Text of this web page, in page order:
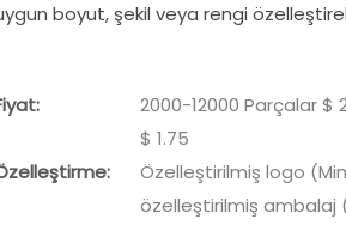
boyut, şekil veya rengi
2000-12000 Parçalar $
$ 1.75
Özelleştirilmiş logo
özelleştirilmiş ambalaj